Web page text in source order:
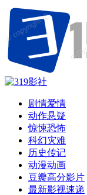
剧情爱情
动作悬疑
惊悚恐怖
科幻灾难
历史传记
动漫动画
豆瓣高分影片
最新影视速递